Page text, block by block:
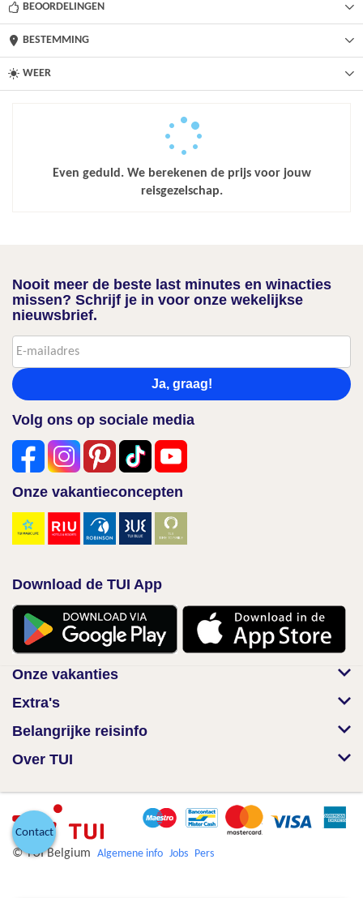
BEOORDELINGEN
BESTEMMING
WEER
Even geduld. We berekenen de prijs voor jouw
reisgezelschap.
Nooit meer de beste last minutes en winacties
missen? Schrijf je in voor onze wekelijkse
nieuwsbrief.
Ja, graag!
Volg ons op sociale media
Onze vakantieconcepten
Download de TUI App
Onze vakanties
Extra's
Belangrijke reisinfo
Over TUI
© TUI Belgium Algemene info Jobs Pers
Contact